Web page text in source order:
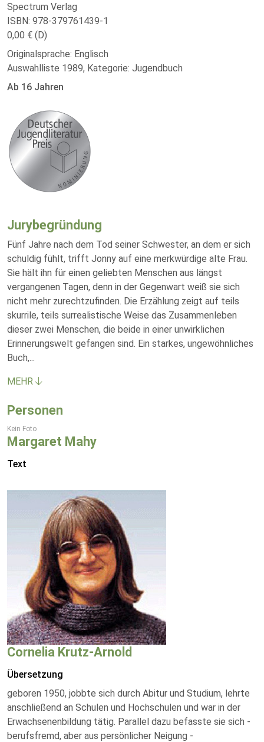
Spectrum Verlag
ISBN: 978-379761439-1
0,00 € (D)
Originalsprache: Englisch
Auswahlliste 1989, Kategorie: Jugendbuch
Ab 16 Jahren
Jurybegründung
Fünf Jahre nach dem Tod seiner Schwester, an dem er sich
schuldig fühlt, trifft Jonny auf eine merkwürdige alte Frau.
Sie hält ihn für einen geliebten Menschen aus längst
vergangenen Tagen, denn in der Gegenwart weiß sie sich
nicht mehr zurechtzufinden. Die Erzählung zeigt auf teils
skurrile, teils surrealistische Weise das Zusammenleben
dieser zwei Menschen, die beide in einer unwirklichen
Erinnerungswelt gefangen sind. Ein starkes, ungewöhnliches
Buch,...
MEHR
Personen
Kein Foto
Margaret Mahy
Text
Cornelia Krutz-Arnold
Übersetzung
geboren 1950, jobbte sich durch Abitur und Studium, lehrte
anschließend an Schulen und Hochschulen und war in der
Erwachsenenbildung tätig. Parallel dazu befasste sie sich -
berufsfremd, aber aus persönlicher Neigung -